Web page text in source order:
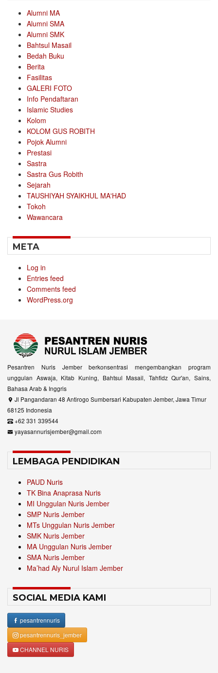
Alumni MA
Alumni SMA
Alumni SMK
Bahtsul Masail
Bedah Buku
Berita
Fasilitas
GALERI FOTO
Info Pendaftaran
Islamic Studies
Kolom
KOLOM GUS ROBITH
Pojok Alumni
Prestasi
Sastra
Sastra Gus Robith
Sejarah
TAUSHIYAH SYAIKHUL MA'HAD
Tokoh
Wawancara
META
Log in
Entries feed
Comments feed
WordPress.org
Pesantren Nuris Jember berkonsentrasi mengembangkan program
unggulan Aswaja, Kitab Kuning, Bahtsul Masail, Tahfidz Qur'an, Sains,
Bahasa Arab & Inggris
Jl Pangandaran 48 Antirogo Sumbersari Kabupaten Jember, Jawa Timur
68125 Indonesia
+62 331 339544
yayasannurisjember@gmail.com
LEMBAGA PENDIDIKAN
PAUD Nuris
TK Bina Anaprasa Nuris
MI Unggulan Nuris Jember
SMP Nuris Jember
MTs Unggulan Nuris Jember
SMK Nuris Jember
MA Unggulan Nuris Jember
SMA Nuris Jember
Ma’had Aly Nurul Islam Jember
SOCIAL MEDIA KAMI
pesantrennuris
pesantrennuris_jember
CHANNEL NURIS